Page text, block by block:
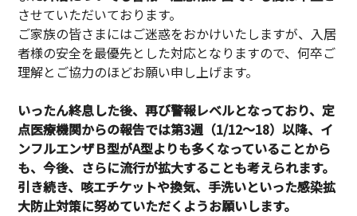
させていただいております。
ご家族の皆さまにはご迷惑をおかけいたしますが、入居
者様の安全を最優先とした対応となりますので、何卒ご
理解とご協力のほどお願い申し上げます。
いったん終息した後、再び警報レベルとなっており、定
点医療機関からの報告では第3週（1/12～18）以降、イ
ンフルエンザＢ型がA型よりも多くなっていることから
も、今後、さらに流行が拡大することも考えられます。
引き続き、咳エチケットや換気、手洗いといった感染拡
大防止対策に努めていただくようお願いします。